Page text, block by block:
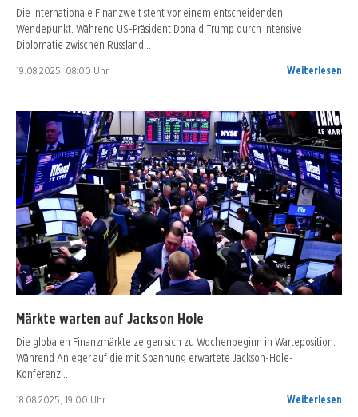
Die internationale Finanzwelt steht vor einem entscheidenden
Wendepunkt. Während US-Präsident Donald Trump durch intensive
Diplomatie zwischen Russland…
19.08.2025, 08:00 Uhr Weiterlesen
Märkte warten auf Jackson Hole
Die globalen Finanzmärkte zeigen sich zu Wochenbeginn in Warteposition.
Während Anleger auf die mit Spannung erwartete Jackson-Hole-
Konferenz…
18.08.2025, 19:00 Uhr Weiterlesen